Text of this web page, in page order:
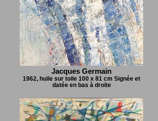
Jacques Germain
1962, huile sur toile 100 x 81 cm Signée et
datée en bas à droite